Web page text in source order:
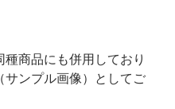
商品にも併用しており
サンプル画像）としてご